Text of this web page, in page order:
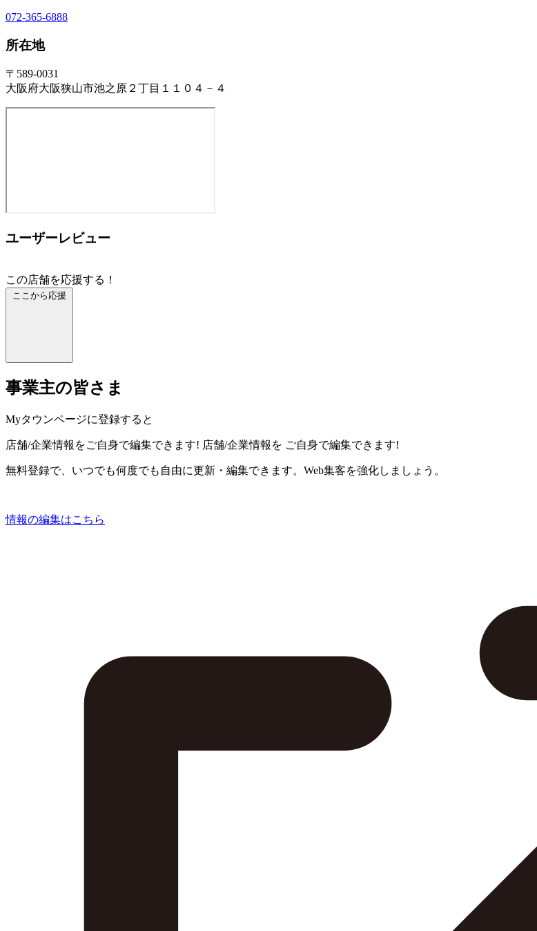
072-365-6888
所在地
〒589-0031
大阪府大阪狭山市池之原２丁目１１０４－４
ユーザーレビュー
この店舗を応援する！
ここから応援
事業主の皆さま
Myタウンページに登録すると
店舗/企業情報をご自身で編集できます! 店舗/企業情報を ご自身で編集できます!
無料登録で、いつでも何度でも自由に更新・編集できます。Web集客を強化しましょう。
情報の編集はこちら